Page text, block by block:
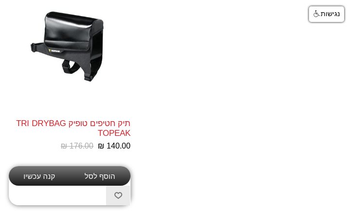
תיק חטיפים טופיק TRI DRYBAG
TOPEAK
₪ 176.00 ₪ 140.00
נגישות